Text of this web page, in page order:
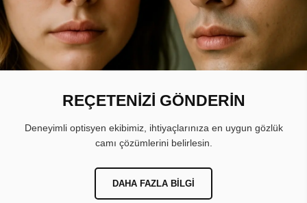
REÇETENİZİ GÖNDERİN
Deneyimli optisyen ekibimiz, ihtiyaçlarınıza en uygun gözlük
camı çözümlerini belirlesin.
DAHA FAZLA BILGI